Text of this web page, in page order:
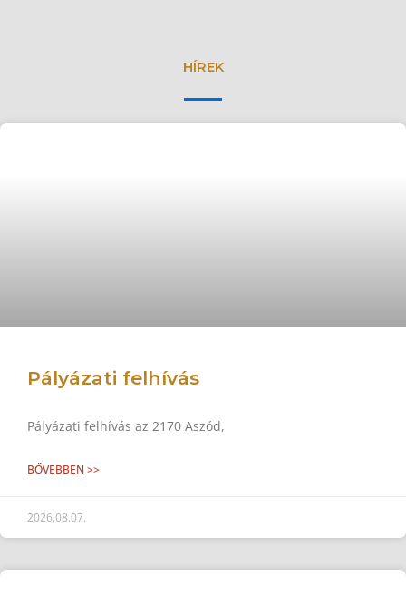
HÍREK
Pályázati felhívás
Pályázati felhívás az 2170 Aszód,
BŐVEBBEN >>
2026.08.07.